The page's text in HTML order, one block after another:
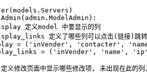
定义model 中要显示的列
定义了哪些列可以点击(链接)跳转
= ('inVender', 'contacter',
= ('inVender', 'name',
修改页面中显示哪些修改项, 未出现在此的列